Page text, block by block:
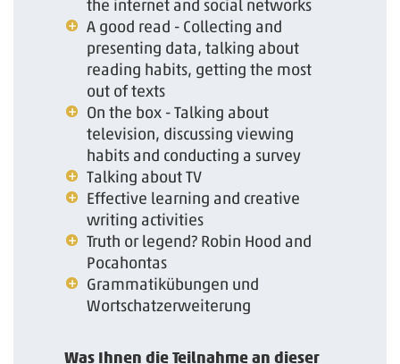
the internet and social networks
A good read - Collecting and
presenting data, talking about
reading habits, getting the most
out of texts
On the box - Talking about
television, discussing viewing
habits and conducting a survey
Talking about TV
Effective learning and creative
writing activities
Truth or legend? Robin Hood and
Pocahontas
Grammatikübungen und
Wortschatzerweiterung
Was Ihnen die Teilnahme an dieser